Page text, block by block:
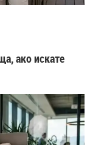
ако искате